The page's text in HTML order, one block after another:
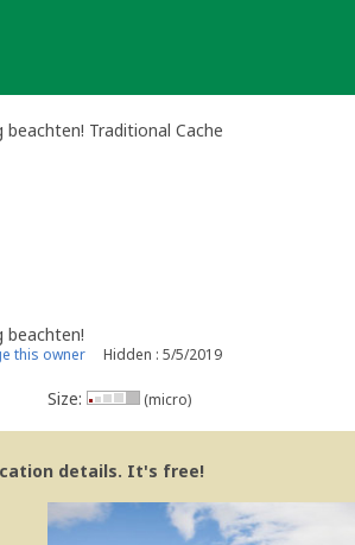
Traditional Cache
beachten!
this owner Hidden : 5/5/2019
Size: (micro)
details. It's free!